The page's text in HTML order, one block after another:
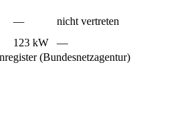
—
nicht vertreten
123 kW
—
(Bundesnetzagentur)